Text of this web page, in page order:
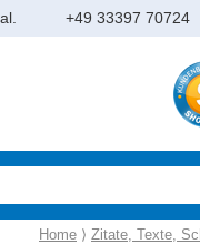
Home ⟩ Zitate, Texte,
+49 33397 70724